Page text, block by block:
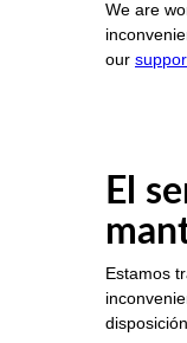
We are
our
El
Estamos